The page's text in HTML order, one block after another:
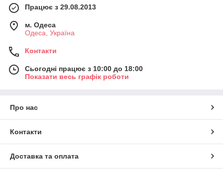
Працює з 29.08.2013
м. Одеса
Одеса, Україна
Контакти
Сьогодні працює з 10:00 до 18:00
Показати весь графік роботи
Про нас
Контакти
Доставка та оплата